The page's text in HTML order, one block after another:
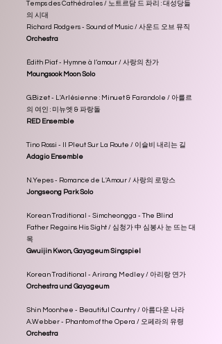
Temps des Cathédrales / 노트르담 드 파리 : 대성당들
의 시대
Richard Rodgers - Sound of Music / 사운드 오브 뮤직
Orchestra
Édith Piaf - Hymne à l’amour / 사랑의 찬가
Moungsook Moon Solo
G.Bizet - L'Arlésienne : Minuet & Farandole / 아를르
의 여인 : 미뉴엣 & 파랑돌
RED Ensemble
Tino Rossi - Il Pleut Sur La Route / 이슬비 내리는 길
Adagio Ensemble
N.Yepes - Romance de L'Amour / 사랑의 로망스
Jongseong Park Solo
Korean Traditional - Simcheongga - The Blind
Father Regains His Sight / 심청가 中 심봉사 눈 뜨는 대
목
Gwuijin Kwon, Gayageum Singspiel
Korean Traditional - Arirang Medley / 아리랑 연가
Orchestra und Gayageum
Shin Moonhee - Beautiful Country / 아름다운 나라
A.Webber - Phantom of the Opera / 오페라의 유령
Orchestra